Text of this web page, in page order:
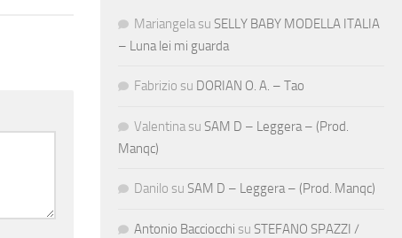
Mariangela su SELLY BABY MODELLA ITALIA
– Luna lei mi guarda
Fabrizio su DORIAN O. A. – Tao
Valentina su SAM D – Leggera – (Prod.
Manqc)
Danilo su SAM D – Leggera – (Prod. Manqc)
Antonio Bacciocchi su STEFANO SPAZZI /